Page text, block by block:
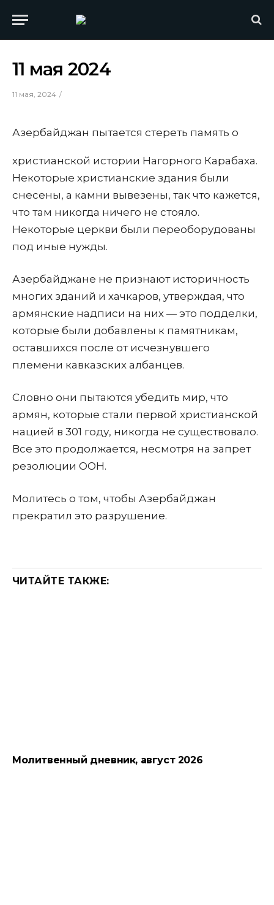
11 мая 2024
11 мая, 2024
Азербайджан пытается стереть память о
христианской истории Нагорного Карабаха.
Некоторые христианские здания были
снесены, а камни вывезены, так что кажется,
что там никогда ничего не стояло.
Некоторые церкви были переоборудованы
под иные нужды.
Азербайджане не признают историчность
многих зданий и хачкаров, утверждая, что
армянские надписи на них — это подделки,
которые были добавлены к памятникам,
оставшихся после от исчезнувшего
племени кавказских албанцев.
Словно они пытаются убедить мир, что
армян, которые стали первой христианской
нацией в 301 году, никогда не существовало.
Все это продолжается, несмотря на запрет
резолюции ООН.
Молитесь о том, чтобы Азербайджан
прекратил это разрушение.
ЧИТАЙТЕ ТАКЖЕ:
Молитвенный дневник, август 2026